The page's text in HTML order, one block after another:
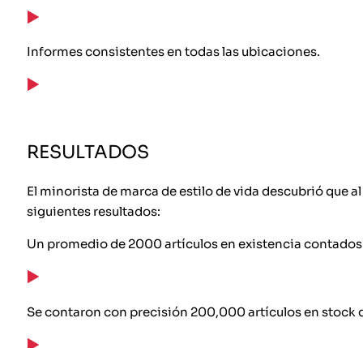
Informes consistentes en todas las ubicaciones.
RESULTADOS
El minorista de marca de estilo de vida descubrió que
siguientes resultados:
Un promedio de 2000 artículos en existencia
Se contaron con precisión 200,000 artículos en stock